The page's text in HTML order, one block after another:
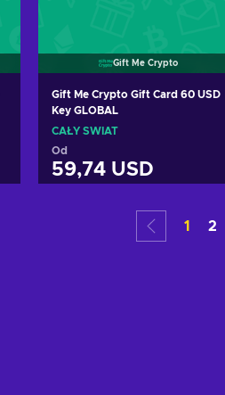
Gift Me Crypto
Gift Me Crypto Gift Card 60 USD
Key GLOBAL
CAŁY ŚWIAT
Od
59,74 USD
Dodaj do koszyka
Zobacz oferty
1 2